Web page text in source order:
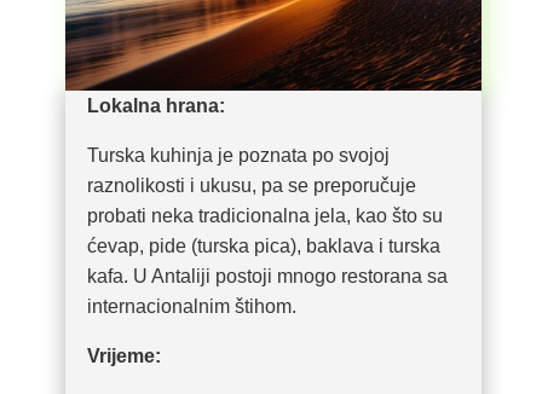
Lokalna hrana:
Turska kuhinja je poznata po svojoj
raznolikosti i ukusu, pa se preporučuje
probati neka tradicionalna jela, kao što su
ćevap, pide (turska pica), baklava i turska
kafa. U Antaliji postoji mnogo restorana sa
internacionalnim štihom.
Vrijeme: